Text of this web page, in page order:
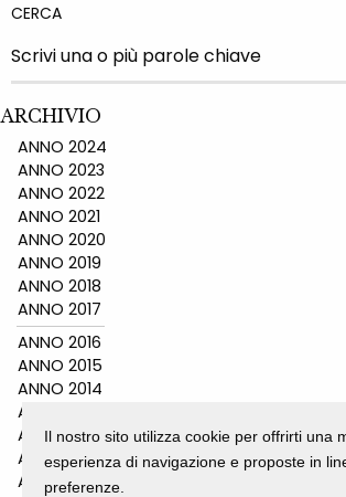
CERCA
ARCHIVIO
ANNO 2024
ANNO 2023
ANNO 2022
ANNO 2021
ANNO 2020
ANNO 2019
ANNO 2018
ANNO 2017
ANNO 2016
ANNO 2015
ANNO 2014
ANNO 2011
ANNO 2010
ANNO 2009
ANNO 2008
Il nostro sito utilizza cookie per offrirti una
esperienza di navigazione e proposte in
preferenze.